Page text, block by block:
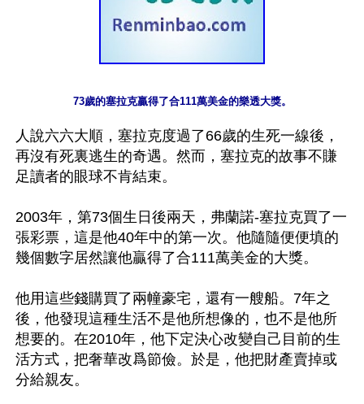
73歲的塞拉克贏得了合111萬美金的樂透大獎。
人說六六大順，塞拉克度過了66歲的生死一線後，
再沒有死裏逃生的奇遇。然而，塞拉克的故事不賺
足讀者的眼球不肯結束。
2003年，第73個生日後兩天，弗蘭諾-塞拉克買了一
張彩票，這是他40年中的第一次。他隨隨便便填的
幾個數字居然讓他贏得了合111萬美金的大獎。
他用這些錢購買了兩幢豪宅，還有一艘船。7年之
後，他發現這種生活不是他所想像的，也不是他所
想要的。在2010年，他下定決心改變自己目前的生
活方式，把奢華改爲節儉。於是，他把財產賣掉或
分給親友。